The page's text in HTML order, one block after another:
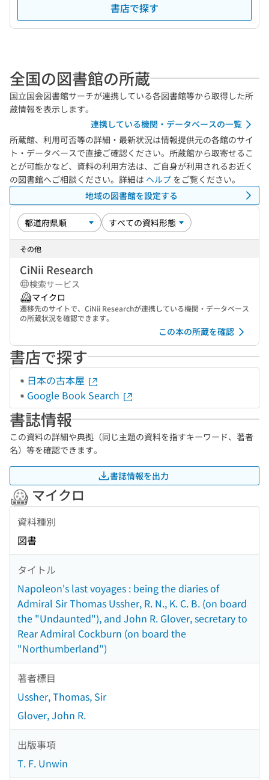
書店で探す
全国の図書館の所蔵
国立国会図書館サーチが連携している各図書館等から取得した所
蔵情報を表示します。
連携している機関・データベースの一覧
所蔵館、利用可否等の詳細・最新状況は情報提供元の各館のサイ
ト・データベースで直接ご確認ください。所蔵館から取寄せるこ
とが可能かなど、資料の利用方法は、ご自身が利用されるお近く
の図書館へご相談ください。詳細は ヘルプ をご覧ください。
地域の図書館を設定する
その他
CiNii Research
検索サービス
マイクロ
遷移先のサイトで、CiNii Researchが連携している機関・データベース
の所蔵状況を確認できます。
この本の所蔵を確認
書店で探す
日本の古本屋
Google Book Search
書誌情報
この資料の詳細や典拠（同じ主題の資料を指すキーワード、著者
名）等を確認できます。
書誌情報を出力
マイクロ
資料種別
図書
タイトル
Napoleon's last voyages : being the diaries of
Admiral Sir Thomas Ussher, R. N., K. C. B. (on board
the "Undaunted"), and John R. Glover, secretary to
Rear Admiral Cockburn (on board the
"Northumberland")
著者標目
Ussher, Thomas, Sir
Glover, John R.
出版事項
T. F. Unwin